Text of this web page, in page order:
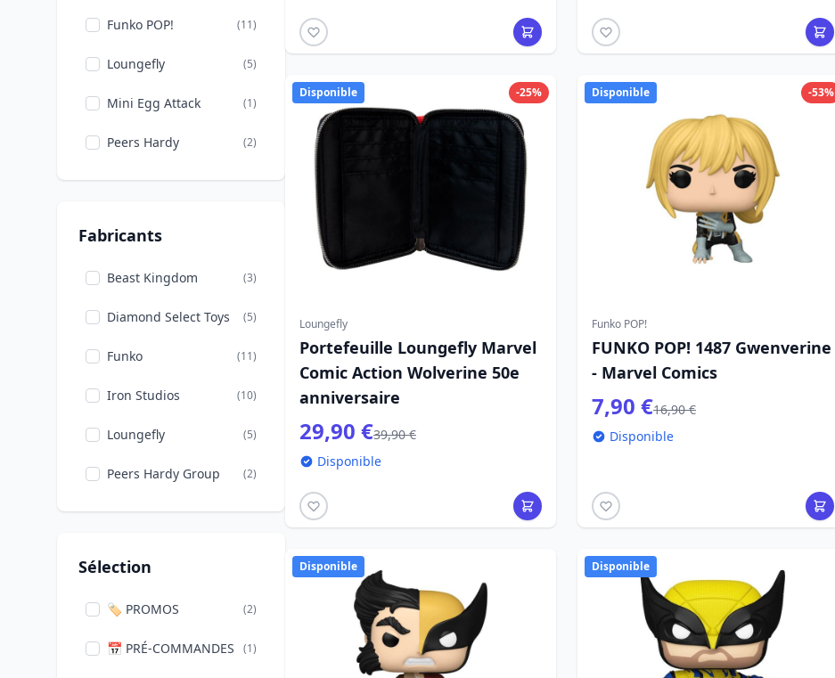
Funko POP! (11)
Loungefly (5)
Mini Egg Attack (1)
Peers Hardy (2)
Fabricants
Beast Kingdom (3)
Diamond Select Toys (5)
Funko (11)
Iron Studios (10)
Loungefly (5)
Peers Hardy Group (2)
Sélection
🏷️ PROMOS (2)
📅 PRÉ-COMMANDES (1)
-25%
Disponible
Loungefly
Portefeuille Loungefly Marvel
Comic Action Wolverine 50e
anniversaire
29,90 €39,90 €
Disponible
-53%
Disponible
Funko POP!
FUNKO POP! 1487 Gwenverine
- Marvel Comics
7,90 €16,90 €
Disponible
Disponible Disponible